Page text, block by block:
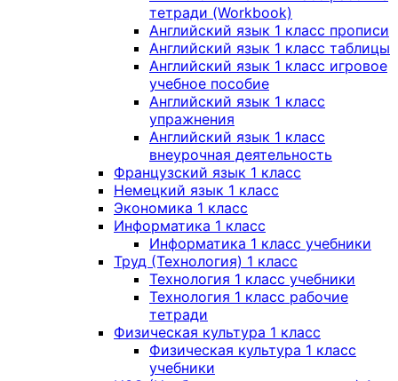
тетради (Workbook)
Английский язык 1 класс прописи
Английский язык 1 класс таблицы
Английский язык 1 класс игровое
учебное пособие
Английский язык 1 класс
упражнения
Английский язык 1 класс
внеурочная деятельность
Французский язык 1 класс
Немецкий язык 1 класс
Экономика 1 класс
Информатика 1 класс
Информатика 1 класс учебники
Труд (Технология) 1 класс
Технология 1 класс учебники
Технология 1 класс рабочие
тетради
Физическая культура 1 класс
Физическая культура 1 класс
учебники